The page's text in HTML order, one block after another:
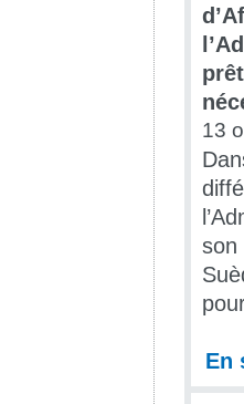
13
son
En